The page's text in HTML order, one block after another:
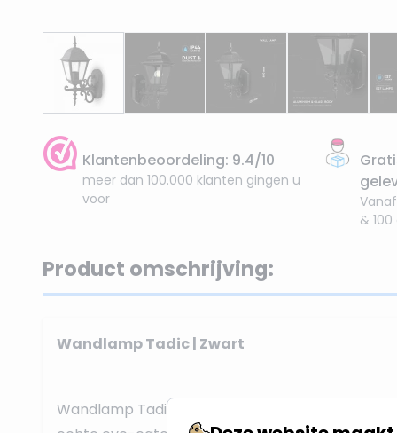
Klantenbeoordeling: 9.4/10
meer dan 100.000 klanten gingen u
voor
Vanaf
&
Product omschrijving:
Wandlamp Tadic | Zwart
Wandlamp Tadic is een